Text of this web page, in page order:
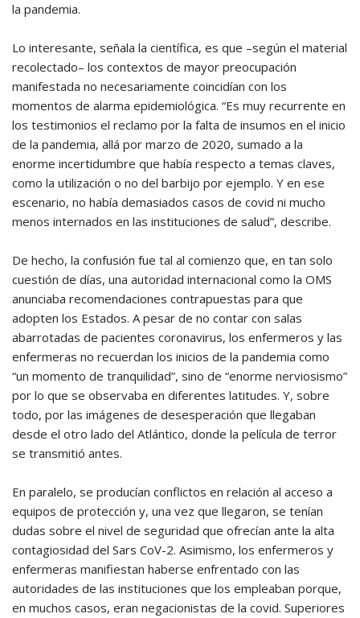
la pandemia.
Lo interesante, señala la científica, es que –según el material
recolectado– los contextos de mayor preocupación
manifestada no necesariamente coincidían con los
momentos de alarma epidemiológica. “Es muy recurrente en
los testimonios el reclamo por la falta de insumos en el inicio
de la pandemia, allá por marzo de 2020, sumado a la
enorme incertidumbre que había respecto a temas claves,
como la utilización o no del barbijo por ejemplo. Y en ese
escenario, no había demasiados casos de covid ni mucho
menos internados en las instituciones de salud”, describe.
De hecho, la confusión fue tal al comienzo que, en tan solo
cuestión de días, una autoridad internacional como la OMS
anunciaba recomendaciones contrapuestas para que
adopten los Estados. A pesar de no contar con salas
abarrotadas de pacientes coronavirus, los enfermeros y las
enfermeras no recuerdan los inicios de la pandemia como
“un momento de tranquilidad”, sino de “enorme nerviosismo”
por lo que se observaba en diferentes latitudes. Y, sobre
todo, por las imágenes de desesperación que llegaban
desde el otro lado del Atlántico, donde la película de terror
se transmitió antes.
En paralelo, se producían conflictos en relación al acceso a
equipos de protección y, una vez que llegaron, se tenían
dudas sobre el nivel de seguridad que ofrecían ante la alta
contagiosidad del Sars CoV-2. Asimismo, los enfermeros y
enfermeras manifiestan haberse enfrentado con las
autoridades de las instituciones que los empleaban porque,
en muchos casos, eran negacionistas de la covid. Superiores